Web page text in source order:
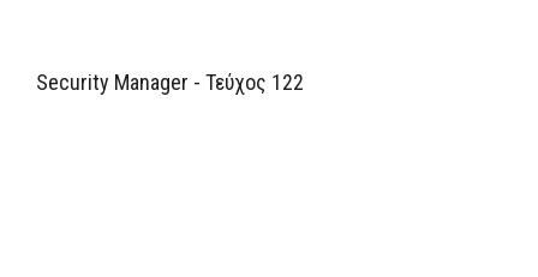
Security Manager - Τεύχος 122